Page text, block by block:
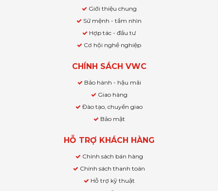
Giới thiệu chung
Sứ mệnh - tầm nhìn
Hợp tác - đầu tư
Cơ hội nghề nghiệp
CHÍNH SÁCH VWC
Bảo hành - hậu mãi
Giao hàng
Đào tạo, chuyển giao
Bảo mật
HỖ TRỢ KHÁCH HÀNG
Chính sách bán hàng
Chính sách thanh toán
Hỗ trợ kỹ thuật